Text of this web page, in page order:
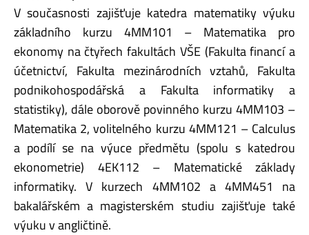
V současnosti zajišťuje katedra matematiky výuku
základního kurzu 4MM101 – Matematika pro
ekonomy na čtyřech fakultách VŠE (Fakulta financí a
účetnictví, Fakulta mezinárodních vztahů, Fakulta
podnikohospodářská a Fakulta informatiky a
statistiky), dále oborově povinného kurzu 4MM103 –
Matematika 2, volitelného kurzu 4MM121 – Calculus
a podílí se na výuce předmětu (spolu s katedrou
ekonometrie) 4EK112 – Matematické základy
informatiky. V kurzech 4MM102 a 4MM451 na
bakalářském a magisterském studiu zajišťuje také
výuku v angličtině.